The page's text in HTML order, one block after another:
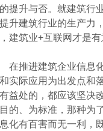
提升与否。就建筑行
升建筑行业的生产力
建筑业+互联网才是
推进建筑企业信息化
实际应用为出发点和
益处的，都应该坚决
的、为标准，那种为
化有百害而无一利，